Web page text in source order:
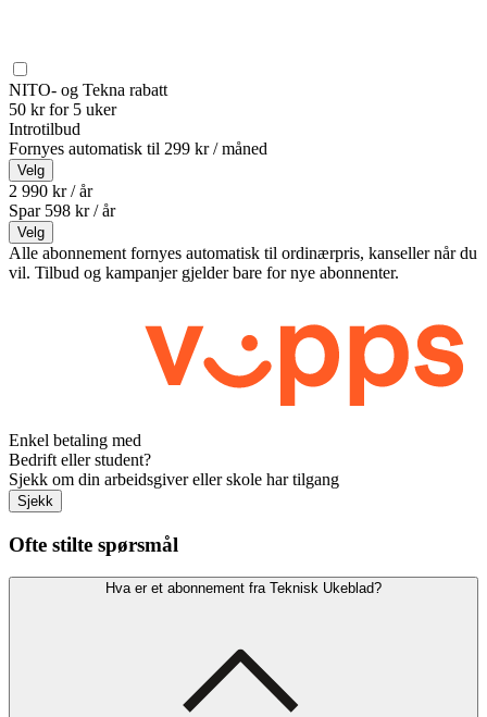
NITO- og Tekna rabatt
50 kr for 5 uker
Introtilbud
Fornyes automatisk til 299 kr / måned
Velg
2 990 kr / år
Spar 598 kr /år
Velg
Alle abonnement fornyes automatisk til ordinærpris, kanseller når du
vil. Tilbud og kampanjer gjelder bare for nye abonnenter.
Enkel betaling med
Bedrift eller student?
Sjekk om din arbeidsgiver eller skole har tilgang
Sjekk
Ofte stilte spørsmål
Hva er et abonnement fra Teknisk Ukeblad?